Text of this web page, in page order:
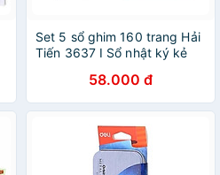
Set 5 sổ ghim 160 trang Hải
Tiến 3637 I Sổ nhật ký kẻ
và danh bạ58.000 đ